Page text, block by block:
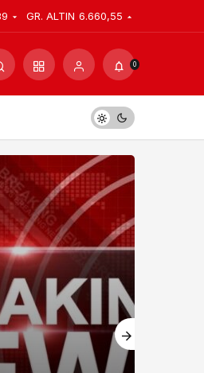
GR. ALTIN 6.660,55
0